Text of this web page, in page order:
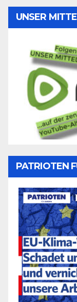
UNSER
PATRIOTEN